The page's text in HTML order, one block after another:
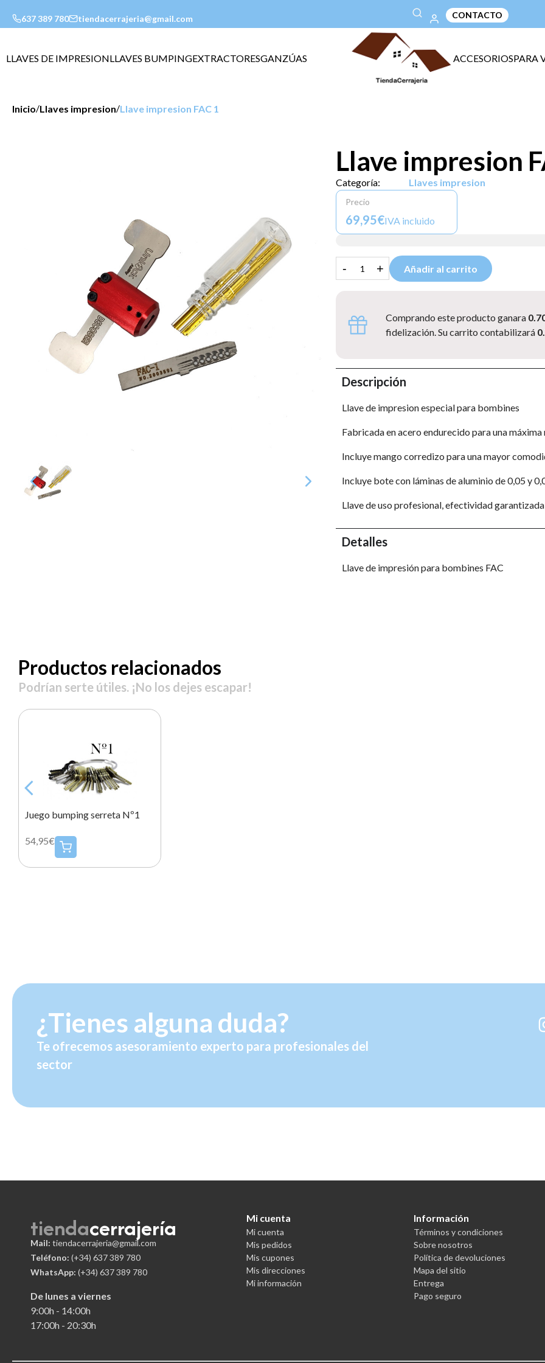
637 389 780 tiendacerrajeria@gmail.com CONTACTO
LLAVES DE IMPRESIONLLAVES BUMPINGEXTRACTORESGANZÚAS ACCESORIOSPARA
Inicio/Llaves impresion/Llave impresion FAC 1
Llave impresion
Categoría: Llaves impresion
Precio
69,95€IVA incluido
- + Añadir al carrito
Comprando este producto ganara
fidelización. Su carrito contabilizará
Descripción
Llave de impresion especial para bombines
Fabricada en acero endurecido para una
Incluye mango corredizo para una mayor
Incluye bote con láminas de aluminio de 0,05 y
Llave de uso profesional, efectividad garantizada
Detalles
Llave de impresión para bombines FAC
Productos relacionados
Podrían serte útiles. ¡No los dejes escapar!
Juego bumping serreta Nº1
54,95€
¿Tienes alguna duda?
Te ofrecemos asesoramiento experto para profesionales del
sector
tiendacerrajería
Mail: tiendacerrajeria@gmail.com
Teléfono: (+34) 637 389 780
WhatsApp: (+34) 637 389 780
De lunes a viernes
9:00h - 14:00h
17:00h - 20:30h
Mi cuenta
Mi cuenta
Mis pedidos
Mis cupones
Mis direcciones
Mi información
Información
Términos y condiciones
Sobre nosotros
Política de devoluciones
Mapa del sitio
Entrega
Pago seguro